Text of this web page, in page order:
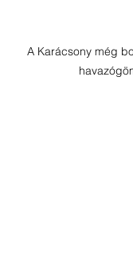
A Karácsony még